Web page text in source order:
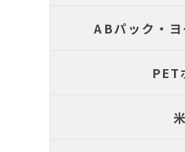
ABパック・
PET